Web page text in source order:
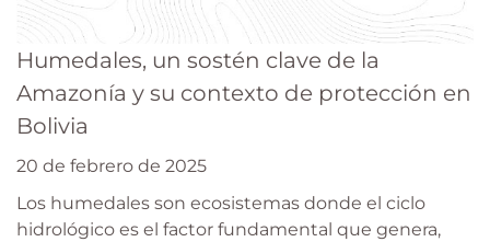
Humedales, un sostén clave de la
Amazonía y su contexto de protección en
Bolivia
20 de febrero de 2025
Los humedales son ecosistemas donde el ciclo
hidrológico es el factor fundamental que genera,